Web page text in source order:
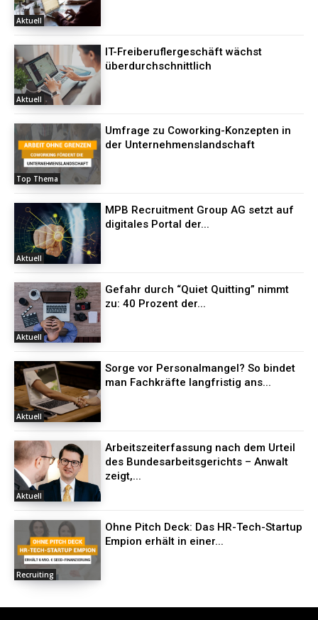
Aktuell
Aktuell
IT-Freiberuflergeschäft wächst
überdurchschnittlich
Top Thema
Umfrage zu Coworking-Konzepten in
der Unternehmenslandschaft
Aktuell
MPB Recruitment Group AG setzt auf
digitales Portal der...
Aktuell
Gefahr durch “Quiet Quitting” nimmt
zu: 40 Prozent der...
Aktuell
Sorge vor Personalmangel? So bindet
man Fachkräfte langfristig ans...
Aktuell
Arbeitszeiterfassung nach dem Urteil
des Bundesarbeitsgerichts – Anwalt
zeigt,...
Recruiting
Ohne Pitch Deck: Das HR-Tech-Startup
Empion erhält in einer...